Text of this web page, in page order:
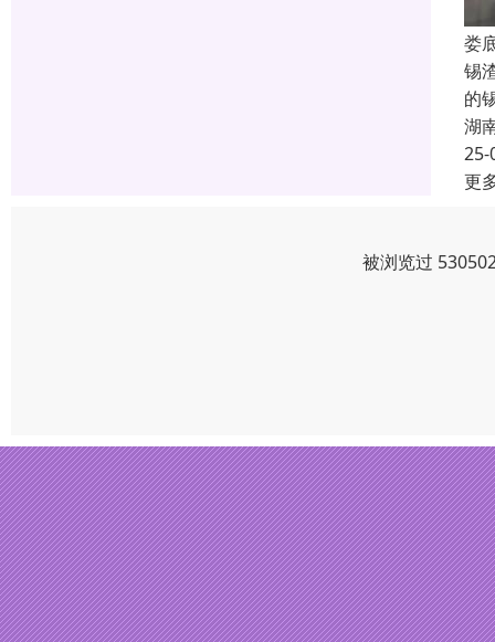
娄
锡
的
湖
25-
更
被浏览过